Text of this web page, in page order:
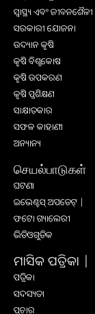
ସ୍ୱାସ୍ଥ୍ୟ ଏବଂ ଜୀବନଶୈଳୀ
ସରକାରୀ ଯୋଜନା
ଉଦ୍ୟାନ କୃଷି
କୃଷି ବିଶ୍ବକୋଷ
କୃଷି ଉପକରଣ
କୃଷି ପ୍ରଶିକ୍ଷଣ
ସାକ୍ଷାତକାର
ସଫଳ କାହାଣୀ
ଅନ୍ୟାନ୍ୟ
செயல்பாடுகள்
ଘଟଣା
ଇଭେଣ୍ଟସ୍ ଅପଡେଟ୍ |
ଫଟୋ ଗ୍ୟାଲେରୀ
ଭିଡିଓଗୁଡିକ
ମାସିକ ପତ୍ରିକା |
ପତ୍ରିକା
ସଦସ୍ୟତା
ପ୍ରଚାର